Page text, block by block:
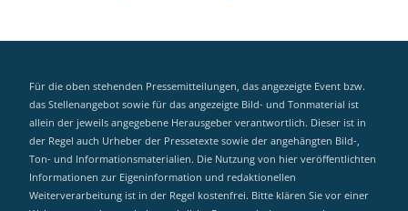
Für die oben stehenden Pressemitteilungen, das angezeigte Event bzw.
das Stellenangebot sowie für das angezeigte Bild- und Tonmaterial ist
allein der jeweils angegebene Herausgeber verantwortlich. Dieser ist in
der Regel auch Urheber der Pressetexte sowie der angehängten Bild-,
Ton- und Informationsmaterialien. Die Nutzung von hier veröffentlichten
Informationen zur Eigeninformation und redaktionellen
Weiterverarbeitung ist in der Regel kostenfrei. Bitte klären Sie vor einer